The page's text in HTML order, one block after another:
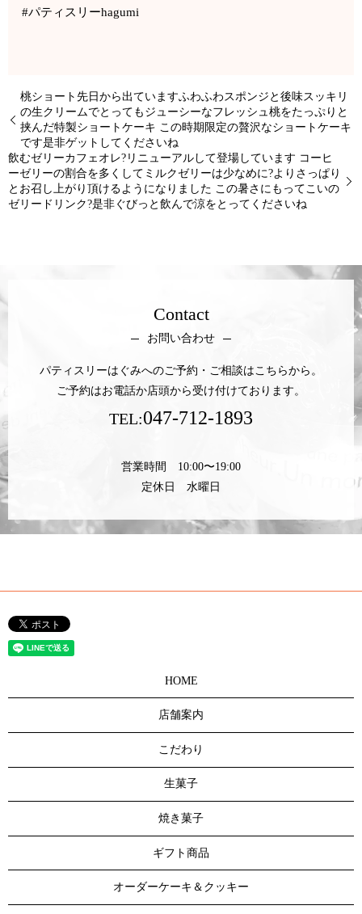
#パティスリーhagumi
桃ショート先日から出ていますふわふわスポンジと後味スッキリ
の生クリームでとってもジューシーなフレッシュ桃をたっぷりと
挟んだ特製ショートケーキ この時期限定の贅沢なショートケーキ
です是非ゲットしてくださいね
飲むゼリーカフェオレ?リニューアルして登場しています コーヒ
ーゼリーの割合を多くしてミルクゼリーは少なめに?よりさっぱり
とお召し上がり頂けるようになりました この暑さにもってこいの
ゼリードリンク?是非ぐびっと飲んで涼をとってくださいね
Contact
お問い合わせ
パティスリーはぐみへのご予約・ご相談はこちらから。
ご予約はお電話か店頭から受け付けております。
TEL:047-712-1893
営業時間 10:00〜19:00
定休日 水曜日
HOME
店舗案内
こだわり
生菓子
焼き菓子
ギフト商品
オーダーケーキ＆クッキー